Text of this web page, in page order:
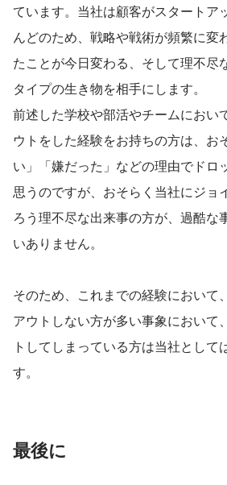
ています。当社は顧客がスタートア
んどのため、戦略や戦術が頻繁に変
たことが今日変わる、そして理不尽
タイプの生き物を相手にします。
前述した学校や部活やチームにおい
ウトをした経験をお持ちの方は、お
い」「嫌だった」などの理由でドロ
思うのですが、おそらく当社にジョ
ろう理不尽な出来事の方が、過酷な
いありません。
そのため、これまでの経験において
アウトしない方が多い事象において
トしてしまっている方は当社として
す。
最後に